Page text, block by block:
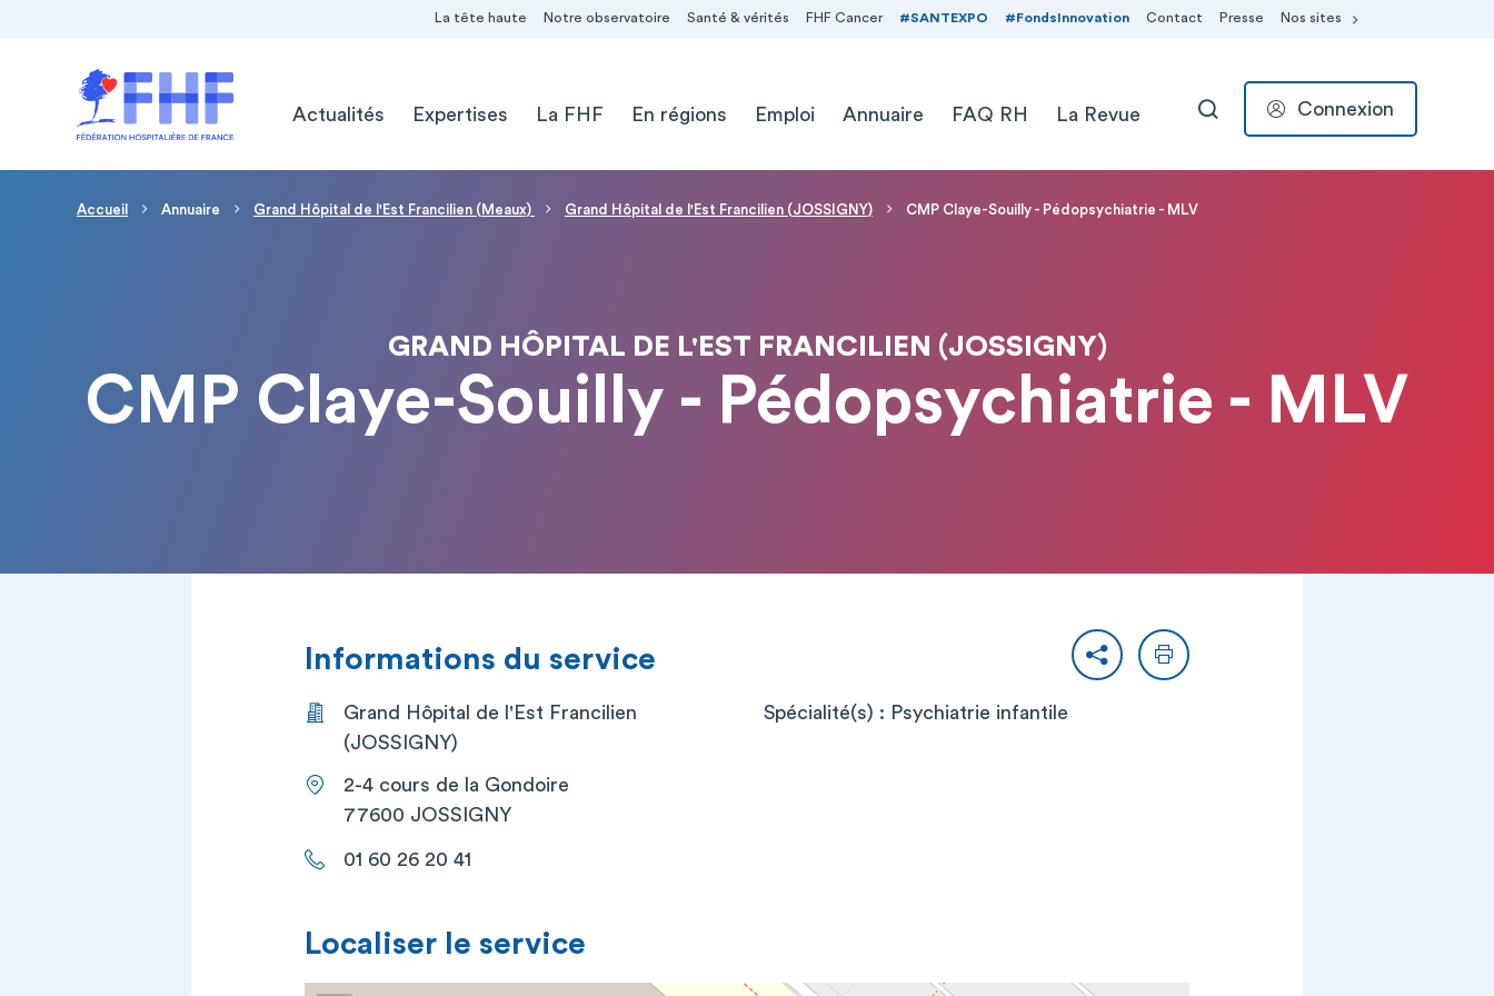
La tête haute Notre observatoire Santé & vérités FHF Cancer #SANTEXPO #FondsInnovation Contact Presse Nos sites
Actualités
Expertises La FHF En régions Emploi Annuaire FAQ RH La Revue RECHERCHER
Connexion
Fil d'Ariane
Accueil Annuaire Grand Hôpital de l'Est Francilien (Meaux) Grand Hôpital de l'Est Francilien (JOSSIGNY) CMP Claye-Souilly - Pédopsychiatrie - MLV
GRAND HÔPITAL DE L'EST FRANCILIEN (JOSSIGNY)
CMP Claye-Souilly - Pédopsychiatrie - MLV
PartagerImprimer
Informations du service
Grand Hôpital de l'Est Francilien
(JOSSIGNY)
2-4 cours de la Gondoire
77600 JOSSIGNY
01 60 26 20 41
Spécialité(s) : Psychiatrie infantile
Localiser le service